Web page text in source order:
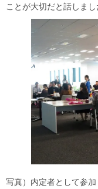
ことが大切だと話しまし
写真）内定者として参